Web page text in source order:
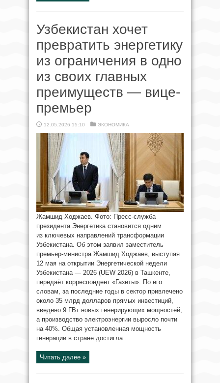
Узбекистан хочет
превратить энергетику
из ограничения в одно
из своих главных
преимуществ — вице-
премьер
12.05.2026 15:10 ЭКОНОМИКА
Жамшид Ходжаев. Фото: Пресс-служба
президента Энергетика становится одним
из ключевых направлений трансформации
Узбекистана. Об этом заявил заместитель
премьер-министра Жамшид Ходжаев, выступая
12 мая на открытии Энергетической недели
Узбекистана — 2026 (UEW 2026) в Ташкенте,
передаёт корреспондент «Газеты». По его
словам, за последние годы в сектор привлечено
около 35 млрд долларов прямых инвестиций,
введено 9 ГВт новых генерирующих мощностей,
а производство электроэнергии выросло почти
на 40%. Общая установленная мощность
генерации в стране достигла ...
Читать далее »